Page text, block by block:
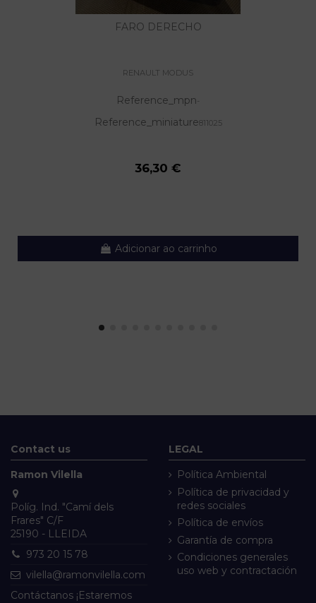
FARO DERECHO
RENAULT MODUS
Reference_mpn-
Reference_miniature811025
36,30 €
Adicionar ao carrinho
Contact us
Ramon Vilella
Políg. Ind. "Camí dels
Frares" C/F
25190 - LLEIDA
973 20 15 78
vilella@ramonvilella.com
Contáctanos ¡Estaremos
LEGAL
Política Ambiental
Política de privacidad y
redes sociales
Política de envíos
Garantía de compra
Condiciones generales
uso web y contractación